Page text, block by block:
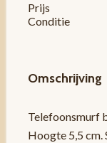
Prijs
Conditie
Omschrijving
Telefoonsmurf
Hoogte 5,5 cm.